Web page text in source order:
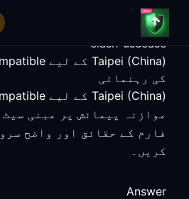
clash-usecase
کی رہنمائی
موازنہ پیمائش پر مبنی
فارم کے حقائق اور واضح
کریں۔
Answer